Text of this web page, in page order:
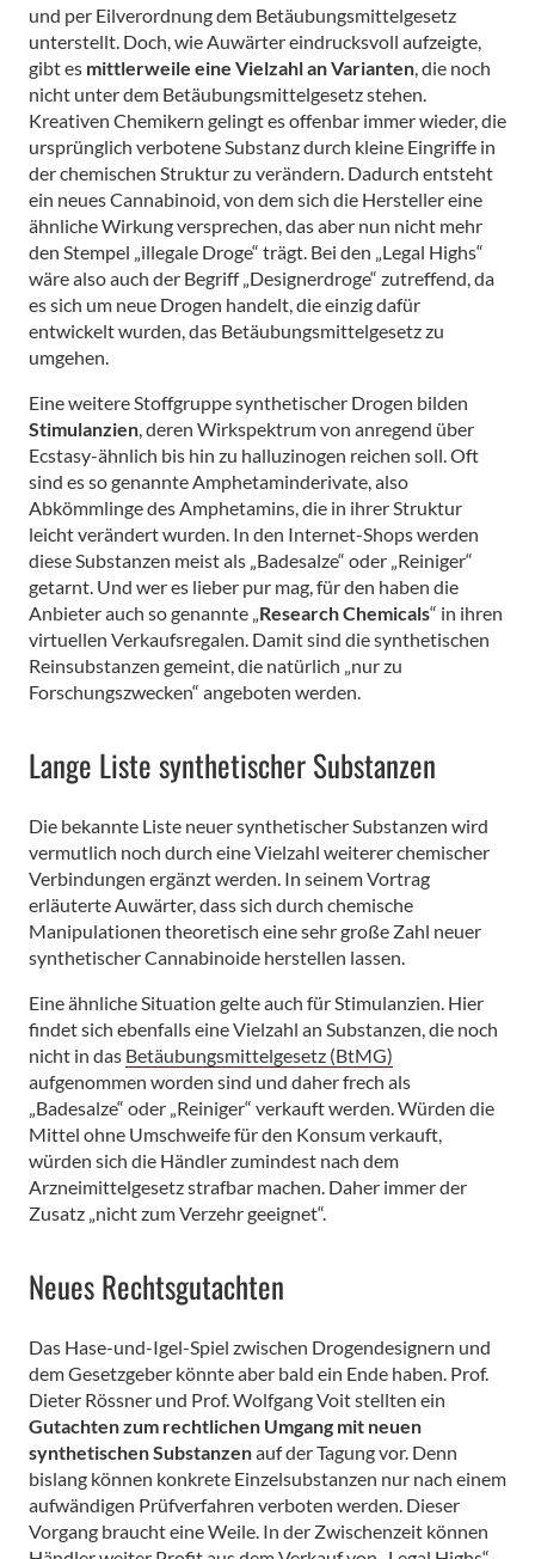
und per Eilverordnung dem Betäubungsmittelgesetz
unterstellt. Doch, wie Auwärter eindrucksvoll aufzeigte,
gibt es mittlerweile eine Vielzahl an Varianten, die noch
nicht unter dem Betäubungsmittelgesetz stehen.
Kreativen Chemikern gelingt es offenbar immer wieder, die
ursprünglich verbotene Substanz durch kleine Eingriffe in
der chemischen Struktur zu verändern. Dadurch entsteht
ein neues Cannabinoid, von dem sich die Hersteller eine
ähnliche Wirkung versprechen, das aber nun nicht mehr
den Stempel „illegale Droge“ trägt. Bei den „Legal Highs“
wäre also auch der Begriff „Designerdroge“ zutreffend, da
es sich um neue Drogen handelt, die einzig dafür
entwickelt wurden, das Betäubungsmittelgesetz zu
umgehen.
Eine weitere Stoffgruppe synthetischer Drogen bilden
Stimulanzien, deren Wirkspektrum von anregend über
Ecstasy-ähnlich bis hin zu halluzinogen reichen soll. Oft
sind es so genannte Amphetaminderivate, also
Abkömmlinge des Amphetamins, die in ihrer Struktur
leicht verändert wurden. In den Internet-Shops werden
diese Substanzen meist als „Badesalze“ oder „Reiniger“
getarnt. Und wer es lieber pur mag, für den haben die
Anbieter auch so genannte „Research Chemicals“ in ihren
virtuellen Verkaufsregalen. Damit sind die synthetischen
Reinsubstanzen gemeint, die natürlich „nur zu
Forschungszwecken“ angeboten werden.
Lange Liste synthetischer Substanzen
Die bekannte Liste neuer synthetischer Substanzen wird
vermutlich noch durch eine Vielzahl weiterer chemischer
Verbindungen ergänzt werden. In seinem Vortrag
erläuterte Auwärter, dass sich durch chemische
Manipulationen theoretisch eine sehr große Zahl neuer
synthetischer Cannabinoide herstellen lassen.
Eine ähnliche Situation gelte auch für Stimulanzien. Hier
findet sich ebenfalls eine Vielzahl an Substanzen, die noch
nicht in das Betäubungsmittelgesetz (BtMG)
aufgenommen worden sind und daher frech als
„Badesalze“ oder „Reiniger“ verkauft werden. Würden die
Mittel ohne Umschweife für den Konsum verkauft,
würden sich die Händler zumindest nach dem
Arzneimittelgesetz strafbar machen. Daher immer der
Zusatz „nicht zum Verzehr geeignet“.
Neues Rechtsgutachten
Das Hase-und-Igel-Spiel zwischen Drogendesignern und
dem Gesetzgeber könnte aber bald ein Ende haben. Prof.
Dieter Rössner und Prof. Wolfgang Voit stellten ein
Gutachten zum rechtlichen Umgang mit neuen
synthetischen Substanzenauf der Tagung vor. Denn
bislang können konkrete Einzelsubstanzen nur nach einem
aufwändigen Prüfverfahren verboten werden. Dieser
Vorgang braucht eine Weile. In der Zwischenzeit können